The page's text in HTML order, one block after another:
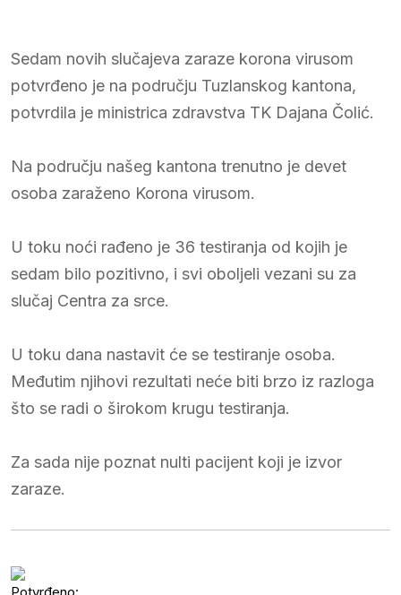
Sedam novih slučajeva zaraze korona virusom
potvrđeno je na području Tuzlanskog kantona,
potvrdila je ministrica zdravstva TK Dajana Čolić.
Na području našeg kantona trenutno je devet
osoba zaraženo Korona virusom.
U toku noći rađeno je 36 testiranja od kojih je
sedam bilo pozitivno, i svi oboljeli vezani su za
slučaj Centra za srce.
U toku dana nastavit će se testiranje osoba.
Međutim njihovi rezultati neće biti brzo iz razloga
što se radi o širokom krugu testiranja.
Za sada nije poznat nulti pacijent koji je izvor
zaraze.